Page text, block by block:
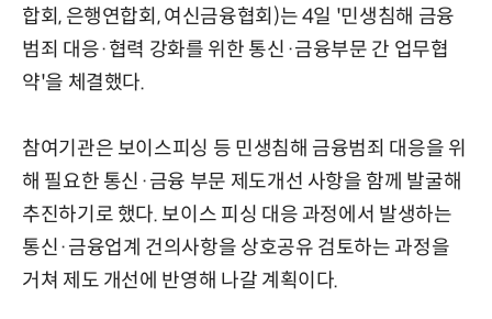
합회, 은행연합회, 여신금융협회)는 4일 '민생침해 금융
범죄 대응·협력 강화를 위한 통신·금융부문 간 업무협
약'을 체결했다.
참여기관은 보이스피싱 등 민생침해 금융범죄 대응을 위
해 필요한 통신·금융 부문 제도개선 사항을 함께 발굴해
추진하기로 했다. 보이스 피싱 대응 과정에서 발생하는
통신·금융업계 건의사항을 상호공유 검토하는 과정을
거쳐 제도 개선에 반영해 나갈 계획이다.